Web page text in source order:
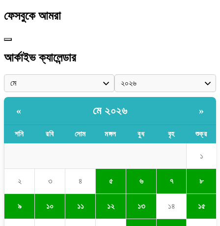
ফেসবুকে আমরা
আর্কাইভ ক্যালেন্ডার
« মে ২০২৬ »
শনি রবি সোম মঙ্গল বুধ বৃহ শুক্র
১
২ ৩ ৪ ৫ ৬ ৭ ৮
৯ ১০ ১১ ১২ ১৩ ১৪ ১৫